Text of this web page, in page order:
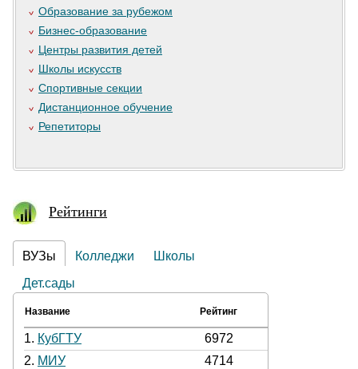
Образование за рубежом
Бизнес-образование
Центры развития детей
Школы искусств
Спортивные секции
Дистанционное обучение
Репетиторы
Рейтинги
ВУЗы Колледжи
Школы
Дет.сады
Название Рейтинг
1. КубГТУ
6972
2. МИУ
4714